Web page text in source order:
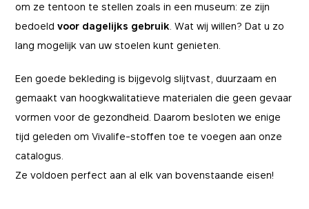
om ze tentoon te stellen zoals in een museum: ze zijn
bedoeldvoor dagelijks gebruik . Wat wij willen? Dat u zo
lang mogelijk van uw stoelen kunt genieten.
Een goede bekleding is bijgevolg slijtvast, duurzaam en
gemaakt van hoogkwalitatieve materialen die geen gevaar
vormen voor de gezondheid. Daarom besloten we enige
tijd geleden om Vivalife-stoffen toe te voegen aan onze
catalogus.
Ze voldoen perfect aan al elk van bovenstaande eisen!